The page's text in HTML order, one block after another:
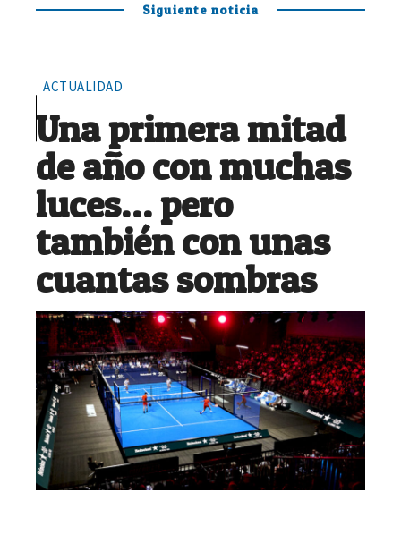
Siguiente noticia
ACTUALIDAD
Una primera mitad
de año con muchas
luces… pero
también con unas
cuantas sombras